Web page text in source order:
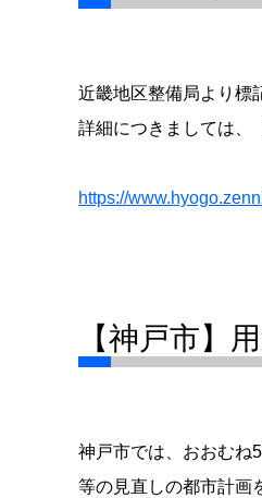
近畿地区整備局より標
詳細につきましては、
https://
【神戸市】
神戸市では、おおむね
等の見直しの都市計